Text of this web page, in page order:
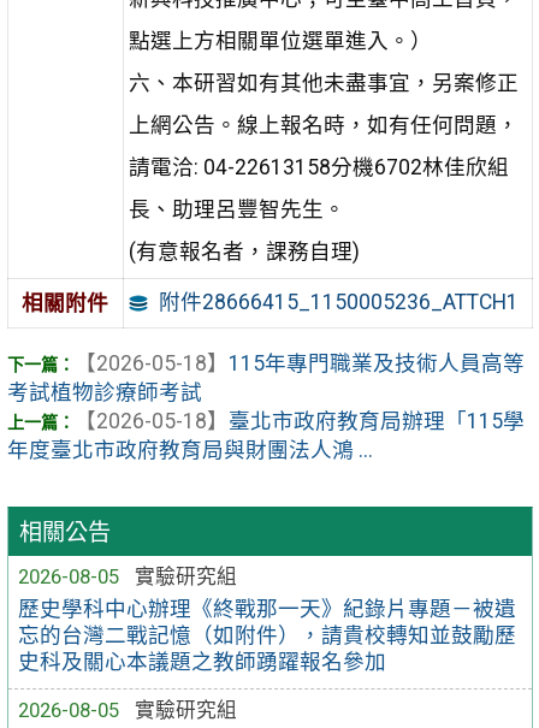
相關公告
2026-08-05
實驗研究組
歷史學科中心辦理《終戰那一天》紀錄片專題－被遺
忘的台灣二戰記憶（如附件），請貴校轉知並鼓勵歷
史科及關心本議題之教師踴躍報名參加
2026-08-05
實驗研究組
點選上方相關單位選單進入。）
六、本研習如有其他未盡事宜，另案修正
上網公告。線上報名時，如有任何問題，
請電洽: 04-22613158分機6702林佳欣組
長、助理呂豐智先生。
(有意報名者，課務自理)
相關附件 附件28666415_1150005236_ATTCH1
【2026-05-18】 115年專門職業及技術人員高等
考試植物診療師考試
【2026-05-18】 臺北市政府教育局辦理「115學
年度臺北市政府教育局與財團法人鴻 ...